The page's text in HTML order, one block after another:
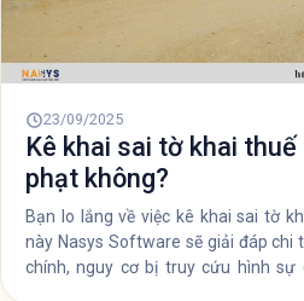
Hướng dẫn chi tiết thủ tục đóng mã
cá thể năm 2025. Tìm hiểu hồ sơ
hoàn tất, quy trình thực hiện và